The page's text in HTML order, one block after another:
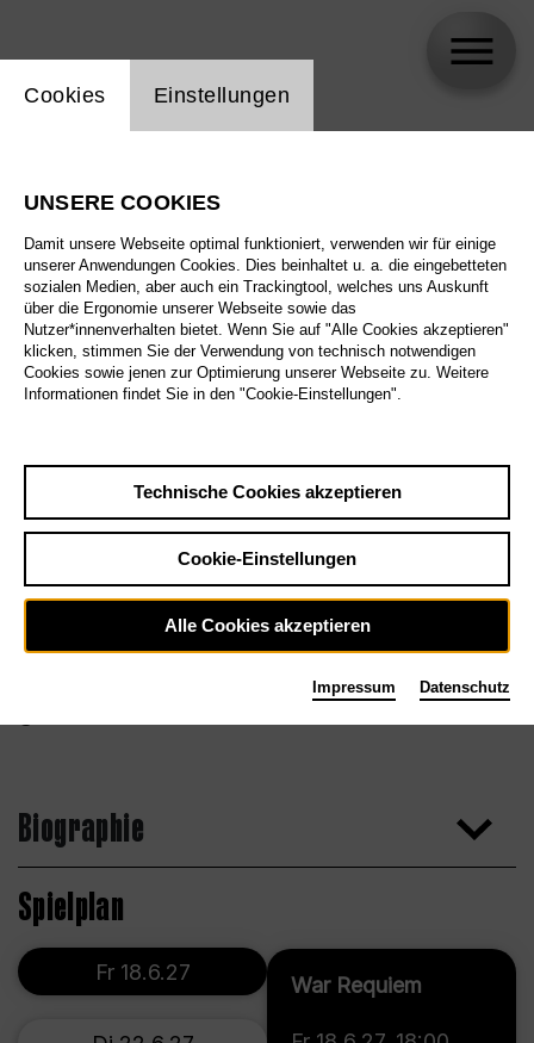
Biographie
Spielplan
War Requiem
Fr 18.6.27
Einstellung Website Cookie
Cookies Einstellungen
UNSERE COOKIES
Damit unsere Webseite optimal funktioniert, verwenden wir für einige
unserer Anwendungen Cookies. Dies beinhaltet u. a. die eingebetteten
sozialen Medien, aber auch ein Trackingtool, welches uns Auskunft
über die Ergonomie unserer Webseite sowie das
Nutzer*innenverhalten bietet. Wenn Sie auf "Alle Cookies akzeptieren"
klicken, stimmen Sie der Verwendung von technisch notwendigen
Cookies sowie jenen zur Optimierung unserer Webseite zu. Weitere
Informationen findet Sie in den "Cookie-Einstellungen".
Technische Cookies akzeptieren
Cookie-Einstellungen
Alle Cookies akzeptieren
Impressum Datenschutz